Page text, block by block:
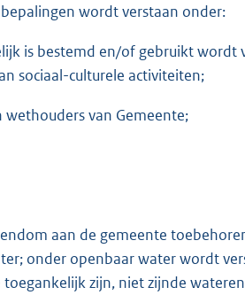
wordt verstaan onder:
is bestemd en/of gebruikt wordt
sociaal-culturele activiteiten;
wethouders van Gemeente;
aan de gemeente
onder openbaar water wordt
zijn, niet zijnde